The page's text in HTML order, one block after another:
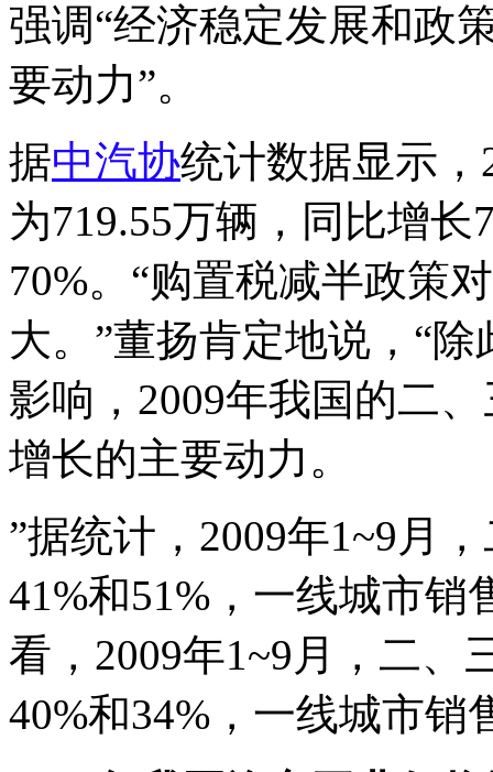
强调“经济稳定发展和政
要动力”。
据中汽协统计数据显示，
为719.55万辆，同比增
70%。“购置税减半政策
大。”董扬肯定地说，“
影响，2009年我国的二
增长的主要动力。
”据统计，2009年1~9月
41%和51%，一线城市销
看，2009年1~9月，二、
40%和34%，一线城市销